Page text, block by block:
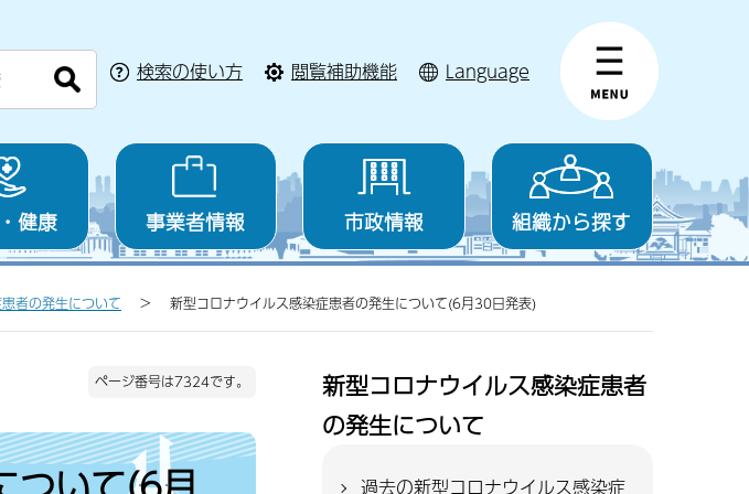
検索の使い方 閲覧補助機能 Language
健康 事業者情報 市政情報 組織から探す
者の発生について 新型コロナウイルス感染症患者の発生について(6月30日発表)
ページ番号は7324です。
新型コロナウイルス感染症患者
の発生について
過去の新型コロナウイルス感染症